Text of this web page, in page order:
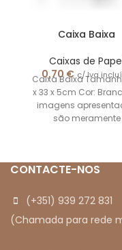
Caixa Baixa
Caixas de
0,70 € c/ Iva
Caixa Baixa
x 33 x 5cm Cor:
imagens
são meramente
CONTACTE-NOS
(+351) 939 272 831
(Chamada para rede